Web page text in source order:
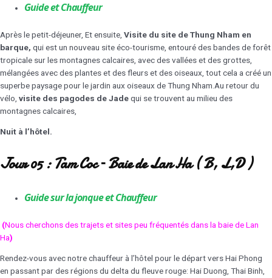
Guide et Chauffeur
Après le petit-déjeuner, Et ensuite, Visite du site de Thung Nham en
barque, qui est un nouveau site éco-tourisme, entouré des bandes de forêt
tropicale sur les montagnes calcaires, avec des vallées et des grottes,
mélangées avec des plantes et des fleurs et des oiseaux, tout cela a créé un
superbe paysage pour le jardin aux oiseaux de Thung Nham.Au retour du
vélo, visite des pagodes de Jadequi se trouvent au milieu des
montagnes calcaires,
Nuit à l’hôtel.
Jour 05 : Tam Coc – Baie de Lan Ha ( B, L,D )
Guide sur la jonque et Chauffeur
(Nous cherchons des trajets et sites peu fréquentés dans la baie de Lan
Ha)
Rendez-vous avec notre chauffeur à l’hôtel pour le départ vers Hai Phong
en passant par des régions du delta du fleuve rouge: Hai Duong, Thai Binh,